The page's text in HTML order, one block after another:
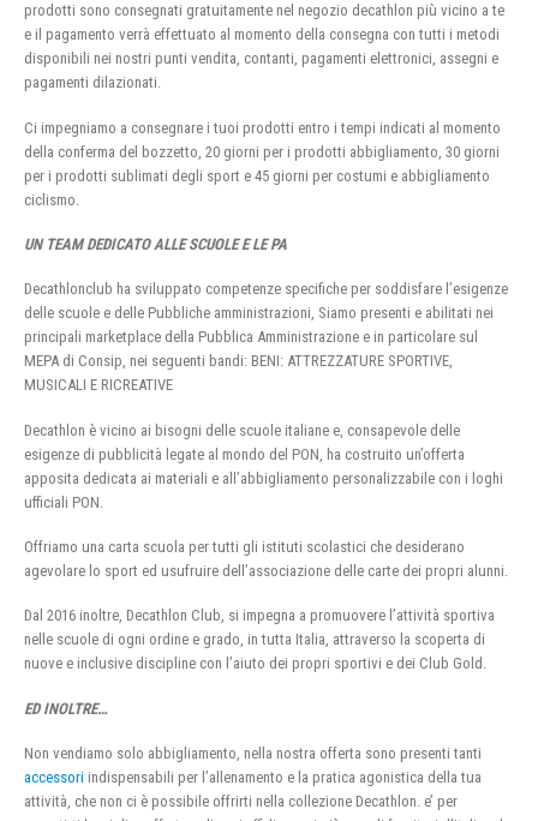
prodotti sono consegnati gratuitamente nel negozio decathlon più vicino a te
e il pagamento verrà effettuato al momento della consegna con tutti i metodi
disponibili nei nostri punti vendita, contanti, pagamenti elettronici, assegni e
pagamenti dilazionati.
Ci impegniamo a consegnare i tuoi prodotti entro i tempi indicati al momento
della conferma del bozzetto, 20 giorni per i prodotti abbigliamento, 30 giorni
per i prodotti sublimati degli sport e 45 giorni per costumi e abbigliamento
ciclismo.
UN TEAM DEDICATO ALLE SCUOLE E LE PA
Decathlonclub ha sviluppato competenze specifiche per soddisfare l’esigenze
delle scuole e delle Pubbliche amministrazioni, Siamo presenti e abilitati nei
principali marketplace della Pubblica Amministrazione e in particolare sul
MEPA di Consip, nei seguenti bandi: BENI: ATTREZZATURE SPORTIVE,
MUSICALI E RICREATIVE
Decathlon è vicino ai bisogni delle scuole italiane e, consapevole delle
esigenze di pubblicità legate al mondo del PON, ha costruito un’offerta
apposita dedicata ai materiali e all’abbigliamento personalizzabile con i loghi
ufficiali PON.
Offriamo una carta scuola per tutti gli istituti scolastici che desiderano
agevolare lo sport ed usufruire dell’associazione delle carte dei propri alunni.
Dal 2016 inoltre, Decathlon Club, si impegna a promuovere l’attività sportiva
nelle scuole di ogni ordine e grado, in tutta Italia, attraverso la scoperta di
nuove e inclusive discipline con l’aiuto dei propri sportivi e dei Club Gold.
ED INOLTRE…
Non vendiamo solo abbigliamento, nella nostra offerta sono presenti tanti
accessori indispensabili per l’allenamento e la pratica agonistica della tua
attività, che non ci è possibile offrirti nella collezione Decathlon. e’ per